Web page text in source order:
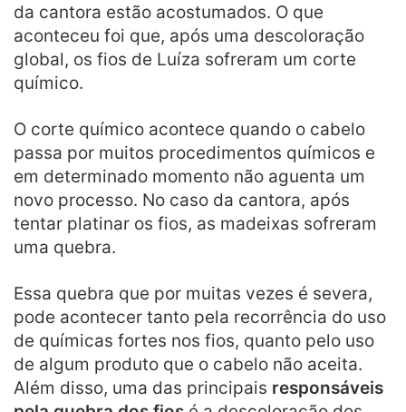
da cantora estão acostumados. O que
aconteceu foi que, após uma descoloração
global, os fios de Luíza sofreram um corte
químico.
O corte químico acontece quando o cabelo
passa por muitos procedimentos químicos e
em determinado momento não aguenta um
novo processo. No caso da cantora, após
tentar platinar os fios, as madeixas sofreram
uma quebra.
Essa quebra que por muitas vezes é severa,
pode acontecer tanto pela recorrência do uso
de químicas fortes nos fios, quanto pelo uso
de algum produto que o cabelo não aceita.
Além disso, uma das principais responsáveis